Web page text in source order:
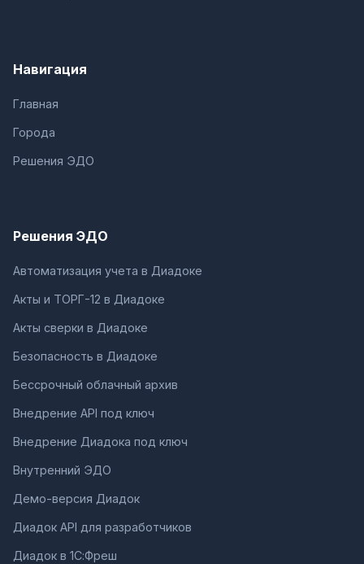
Навигация
Главная
Города
Решения ЭДО
Решения ЭДО
Автоматизация учета в Диадоке
Акты и ТОРГ-12 в Диадоке
Акты сверки в Диадоке
Безопасность в Диадоке
Бессрочный облачный архив
Внедрение API под ключ
Внедрение Диадока под ключ
Внутренний ЭДО
Демо-версия Диадок
Диадок API для разработчиков
Диадок в 1С:Фреш